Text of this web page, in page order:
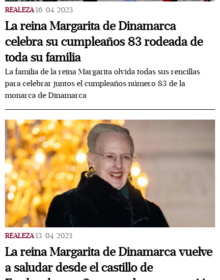
REALEZA 16/04/2023
La reina Margarita de Dinamarca
celebra su cumpleaños 83 rodeada de
toda su familia
La familia de la reina Margarita olvida todas sus rencillas
para celebrar juntos el cumpleaños número 83 de la
monarca de Dinamarca
REALEZA 13/04/2023
La reina Margarita de Dinamarca vuelve
a saludar desde el castillo de